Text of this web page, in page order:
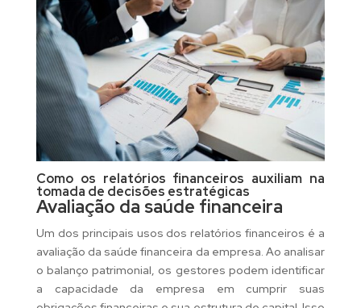
Como os relatórios financeiros auxiliam na
tomada de decisões estratégicas
Avaliação da saúde financeira
Um dos principais usos dos relatórios financeiros é a
avaliação da saúde financeira da empresa. Ao analisar
o balanço patrimonial, os gestores podem identificar
a capacidade da empresa em cumprir suas